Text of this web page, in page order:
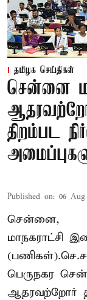
தமிழக செய்திகள்
சென்னை
திறம்பட
Published on: 06 Aug
சென்னை,
பெருநகர
ஆதரவற்றோர்